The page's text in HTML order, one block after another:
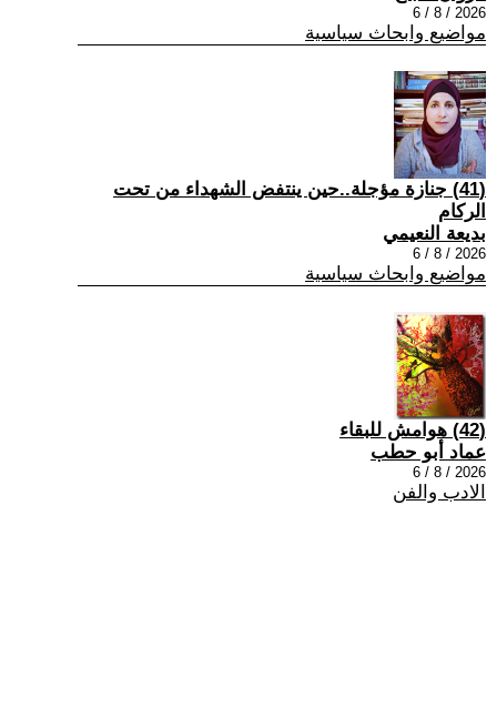
2026 / 8 / 6
مواضيع وابحاث سياسية
(41) جنازة مؤجلة..حين ينتفض الشهداء من تحت
الركام
بديعة النعيمي
2026 / 8 / 6
مواضيع وابحاث سياسية
(42) هوامش للبقاء
عماد أبو حطب
2026 / 8 / 6
الادب والفن